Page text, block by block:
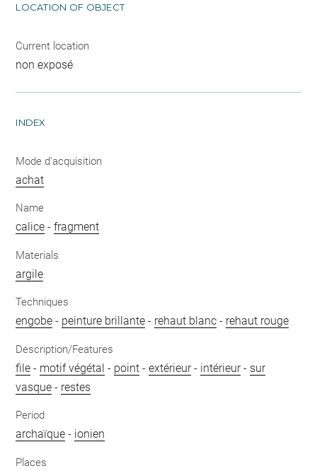
LOCATION OF OBJECT
Current location
non exposé
INDEX
Mode d'acquisition
achat
Name
calice -fragment
Materials
argile
Techniques
engobe - peinture brillante - rehaut blanc - rehaut rouge
Description/Features
file - motif végétal - point -extérieur- intérieur- sur
vasque - restes
Period
archaïque - ionien
Places